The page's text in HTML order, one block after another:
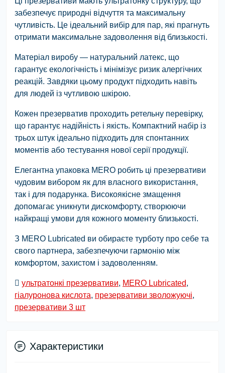
забезпечує природні відчуття та максимальну
чутливість. Це ідеальний вибір для пар, які прагнуть
отримати максимальне задоволення від близькості.
Матеріал виробу — натуральний латекс, що
гарантує екологічність і мінімізує ризик алергічних
реакцій. Завдяки цьому продукт підходить навіть
для людей із чутливою шкірою.
Кожен презерватив проходить ретельну перевірку,
що гарантує надійність і якість. Компактний набір із
трьох штук ідеально підходить для спонтанних
моментів або тестування нової серії продукції.
Елегантна упаковка MERO робить ці презервативи
чудовим вибором як для власного використання,
так і для подарунка. Високоякісне змащення
допомагає уникнути дискомфорту, створюючи
найкращі умови для кожного моменту близькості.
З MERO Lubricated ви обираєте турботу про себе та
свого партнера, забезпечуючи гармонію між
комфортом, захистом і задоволенням.
ультратонкі презервативи, MERO Lubricated,
гіалуронова кислота, презервативи зволожуючі,
презервативи 3 шт
Характеристики